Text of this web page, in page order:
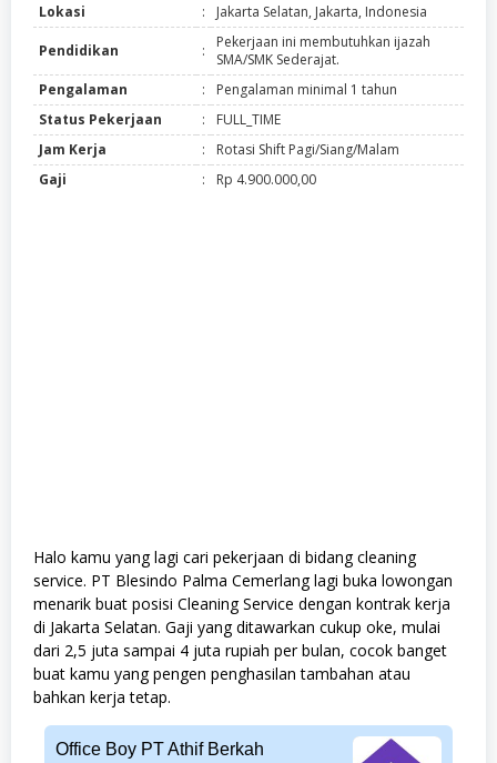
Lokasi
: Jakarta Selatan, Jakarta, Indonesia
Pendidikan :
Pekerjaan ini membutuhkan ijazah
SMA/SMK Sederajat.
Pengalaman
:
Pengalaman minimal 1 tahun
Status Pekerjaan
:
FULL_TIME
Jam Kerja
:
Rotasi Shift Pagi/Siang/Malam
Gaji
: Rp 4.900.000,00
Halo kamu yang lagi cari pekerjaan di bidang cleaning
service. PT Blesindo Palma Cemerlang lagi buka lowongan
menarik buat posisi Cleaning Service dengan kontrak kerja
di Jakarta Selatan. Gaji yang ditawarkan cukup oke, mulai
dari 2,5 juta sampai 4 juta rupiah per bulan, cocok banget
buat kamu yang pengen penghasilan tambahan atau
bahkan kerja tetap.
Office Boy PT Athif Berkah